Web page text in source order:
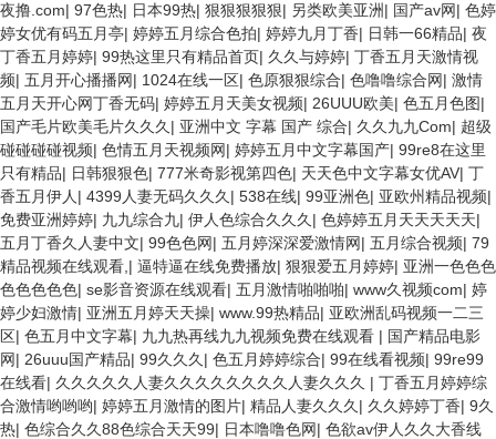
夜撸.com| 97色热| 日本99热| 狠狠狠狠狠| 另类欧美亚洲| 国产av网| 色婷
婷女优有码五月亭| 婷婷五月综合色拍| 婷婷九月丁香| 日韩一66精品| 夜
丁香五月婷婷| 99热这里只有精品首页| 久久与婷婷| 丁香五月天激情视
频| 五月开心播播网| 1024在线一区| 色原狠狠综合| 色噜噜综合网| 激情
五月天开心网丁香无码| 婷婷五月天美女视频| 26UUU欧美| 色五月色图|
国产毛片欧美毛片久久久 | 亚洲中文 字幕 国产 综合| 久久九九Com| 超级
碰碰碰碰视频| 色情五月天视频网| 婷婷五月中文字幕国产| 99re8在这里
只有精品| 日韩狠狠色| 777米奇影视第四色| 天天色中文字幕女优AV| 丁
香五月伊人 | 4399人妻无码久久久 | 538在线| 99亚洲色| 亚欧州精品视频|
免费亚洲婷婷| 九九综合九| 伊人色综合久久久 | 色婷婷五月天天天天天|
五月丁香久人妻中文| 99色色网| 五月婷深深爱激情网| 五月综合视频| 79
精品视频在线观看, | 逼特逼在线免费播放| 狠狠爱五月婷婷| 亚洲一色色色
色色色色色| se影音资源在线观看| 五月激情啪啪啪| www久视频com| 婷
婷少妇激情| 亚洲五月婷天天操| www.99热精品| 亚欧洲乱码视频一二三
区| 色五月中文字幕| 九九热再线九九视频免费在线观看 | 国产精品电影
网| 26uuu国产精品| 99久久久 | 色五月婷婷综合| 99在线看视频| 99re99
在线看| 久久久久久人妻久久久久久久久久人妻久久久 | 丁香五月婷婷综
合激情哟哟哟| 婷婷五月激情的图片| 精品人妻久久久 | 久久婷婷丁香| 9久
热| 色综合久久88色综合天天99| 日本噜噜色网| 色欲av伊人久久大香线